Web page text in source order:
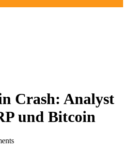
Crash: Analyst
und Bitcoin